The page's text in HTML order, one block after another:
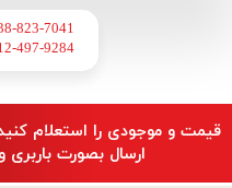
823-7041
497-9284
​قیمت و موجودی را استعلام
ارسال بصورت